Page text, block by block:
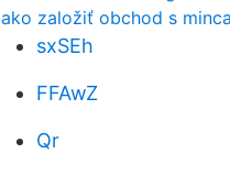
ako založiť obchod s
sxSEh
FFAwZ
Qr